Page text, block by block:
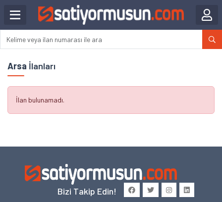
Arsa İlanları
İlan bulunamadı.
Bizi Takip Edin!